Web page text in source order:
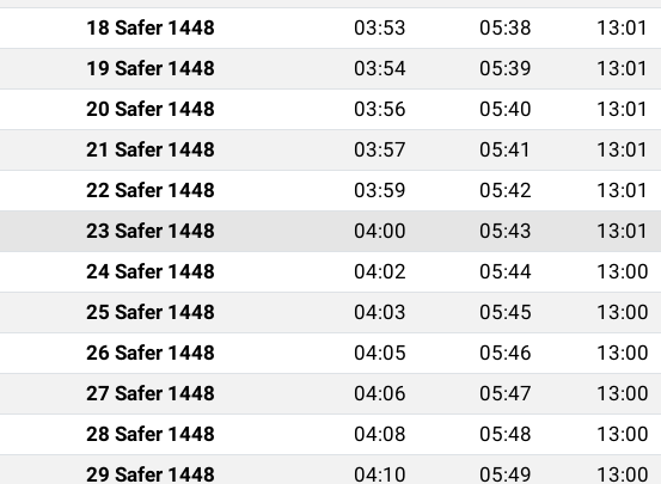
18 Safer 1448 03:53 05:38 13:01
19 Safer 1448 03:54 05:39 13:01
20 Safer 1448 03:56 05:40 13:01
21 Safer 1448 03:57 05:41 13:01
22 Safer 1448 03:59 05:42 13:01
23 Safer 1448 04:00 05:43 13:01
24 Safer 1448 04:02 05:44 13:00
25 Safer 1448 04:03 05:45 13:00
26 Safer 1448 04:05 05:46 13:00
27 Safer 1448 04:06 05:47 13:00
28 Safer 1448 04:08 05:48 13:00
29 Safer 1448 04:10 05:49 13:00